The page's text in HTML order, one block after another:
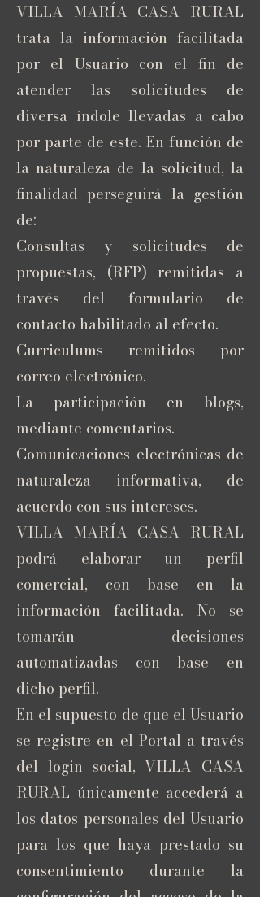
VILLA MARÍA CASA RURAL
trata la información facilitada
por el Usuario con el fin de
atender las solicitudes de
diversa índole llevadas a cabo
por parte de este. En función de
la naturaleza de la solicitud, la
finalidad perseguirá la gestión
de:
Consultas y solicitudes de
propuestas, (RFP) remitidas a
través del formulario de
contacto habilitado al efecto.
Curriculums remitidos por
correo electrónico.
La participación en blogs,
mediante comentarios.
Comunicaciones electrónicas de
naturaleza informativa, de
acuerdo con sus intereses.
VILLA MARÍA CASA RURAL
podrá elaborar un perfil
comercial, con base en la
información facilitada. No se
tomarán decisiones
automatizadas con base en
dicho perfil.
En el supuesto de que el Usuario
se registre en el Portal a través
del login social, VILLA CASA
RURAL únicamente accederá a
los datos personales del Usuario
para los que haya prestado su
consentimiento durante la